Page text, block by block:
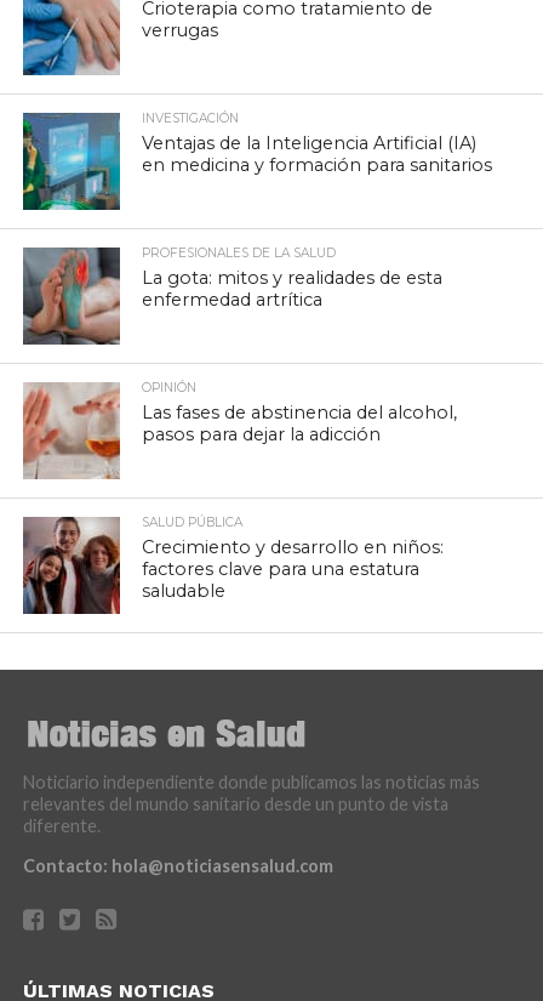
Crioterapia como tratamiento de
verrugas
INVESTIGACIÓN
Ventajas de la Inteligencia Artificial (IA)
en medicina y formación para sanitarios
PROFESIONALES DE LA SALUD
La gota: mitos y realidades de esta
enfermedad artrítica
OPINIÓN
Las fases de abstinencia del alcohol,
pasos para dejar la adicción
SALUD PÚBLICA
Crecimiento y desarrollo en niños:
factores clave para una estatura
saludable
Noticiario independiente donde publicamos las noticias más
relevantes del mundo sanitario desde un punto de vista
diferente.
Contacto: hola@noticiasensalud.com
ÚLTIMAS NOTICIAS